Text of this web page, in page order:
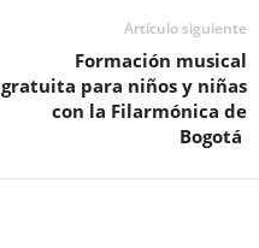
Artículo siguiente
Formación musical
gratuita para niños y niñas
con la Filarmónica de
Bogotá